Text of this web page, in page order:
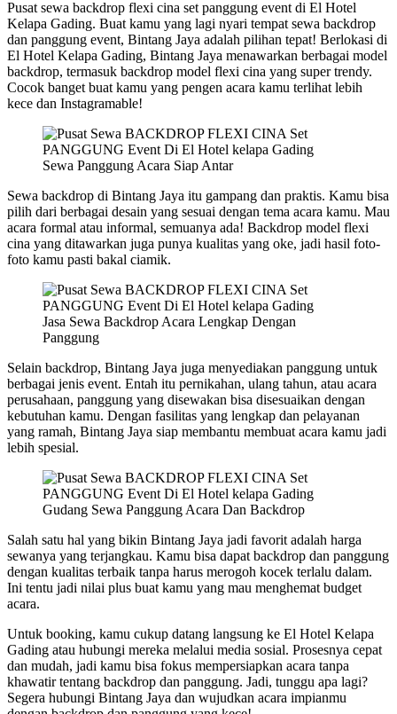
Pusat sewa backdrop flexi cina set panggung event di El Hotel
Kelapa Gading. Buat kamu yang lagi nyari tempat sewa backdrop
dan panggung event, Bintang Jaya adalah pilihan tepat! Berlokasi di
El Hotel Kelapa Gading, Bintang Jaya menawarkan berbagai model
backdrop, termasuk backdrop model flexi cina yang super trendy.
Cocok banget buat kamu yang pengen acara kamu terlihat lebih
kece dan Instagramable!
Sewa Panggung Acara Siap Antar
Sewa backdrop di Bintang Jaya itu gampang dan praktis. Kamu bisa
pilih dari berbagai desain yang sesuai dengan tema acara kamu. Mau
acara formal atau informal, semuanya ada! Backdrop model flexi
cina yang ditawarkan juga punya kualitas yang oke, jadi hasil foto-
foto kamu pasti bakal ciamik.
Jasa Sewa Backdrop Acara Lengkap Dengan
Panggung
Selain backdrop, Bintang Jaya juga menyediakan panggung untuk
berbagai jenis event. Entah itu pernikahan, ulang tahun, atau acara
perusahaan, panggung yang disewakan bisa disesuaikan dengan
kebutuhan kamu. Dengan fasilitas yang lengkap dan pelayanan
yang ramah, Bintang Jaya siap membantu membuat acara kamu jadi
lebih spesial.
Gudang Sewa Panggung Acara Dan Backdrop
Salah satu hal yang bikin Bintang Jaya jadi favorit adalah harga
sewanya yang terjangkau. Kamu bisa dapat backdrop dan panggung
dengan kualitas terbaik tanpa harus merogoh kocek terlalu dalam.
Ini tentu jadi nilai plus buat kamu yang mau menghemat budget
acara.
Untuk booking, kamu cukup datang langsung ke El Hotel Kelapa
Gading atau hubungi mereka melalui media sosial. Prosesnya cepat
dan mudah, jadi kamu bisa fokus mempersiapkan acara tanpa
khawatir tentang backdrop dan panggung. Jadi, tunggu apa lagi?
Segera hubungi Bintang Jaya dan wujudkan acara impianmu